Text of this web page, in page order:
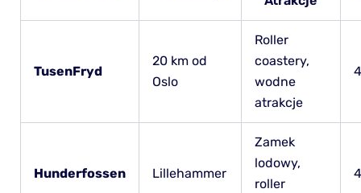
TusenFryd
20 km od
Oslo
Roller
coastery,
wodne
atrakcje
Hunderfossen Lillehammer
Zamek
lodowy,
roller